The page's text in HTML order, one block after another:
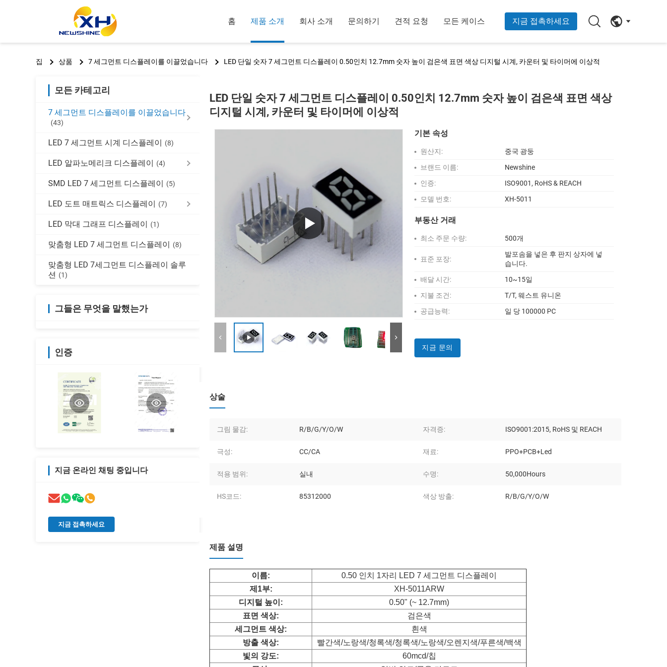
홈 제품 소개 회사 소개 문의하기 견적 요청 모든 케이스 지금 접촉하세요
집 상품 7 세그먼트 디스플레이를 이끌었습니다 LED 단일 숫자 7 세그먼트 디스플레이 0.50인치 12.7mm 숫자 높이 검은색 표면 색상 디지털 시계, 카운터 및 타이머에 이상적
모든 카테고리
7 세그먼트 디스플레이를 이끌었습니다
(43)
LED 7 세그먼트 시계 디스플레이 (8)
LED 알파노메리크 디스플레이 (4)
SMD LED 7 세그먼트 디스플레이 (5)
LED 도트 매트릭스 디스플레이 (7)
LED 막대 그래프 디스플레이 (1)
맞춤형 LED 7 세그먼트 디스플레이 (8)
맞춤형 LED 7세그먼트 디스플레이 솔루
션 (1)
그들은 무엇을 말했는가
인증
지금 온라인 채팅 중입니다
지금 접촉하세요
LED 단일 숫자 7 세그먼트 디스플레이 0.50인치 12.7mm 숫자 높이 검은색 표면 색상
디지털 시계, 카운터 및 타이머에 이상적
기본 속성
원산지:
중국 광둥
브랜드 이름:
Newshine
인증:
ISO9001, RoHS & REACH
모델 번호:
XH-5011
부동산 거래
최소 주문 수량: 500개
표준 포장:
발포솜을 넣은 후 판지 상자에 넣
습니다.
배달 시간:
10~15일
지불 조건:
T/T, 웨스트 유니온
공급능력:
일 당 100000 PC
지금 문의
상술
그림 물감: R/B/G/Y/O/W 자격증: ISO9001:2015, RoHS 및 REACH
극성: CC/CA 재료: PPO+PCB+Led
적용 범위: 실내 수명: 50,000Hours
HS코드: 85312000 색상 방출: R/B/G/Y/O/W
제품 설명
이름:
0.50 인치 1자리 LED 7 세그먼트 디스플레이
제1부:
XH-5011ARW
디지털 높이:
0.50" (~ 12.7mm)
표면 색상:
검은색
세그먼트 색상:
흰색
방출 색상:
빨간색/노랑색/청록색/청록색/노랑색/오렌지색/푸른색/백색
빛의 강도:
60mcd/칩